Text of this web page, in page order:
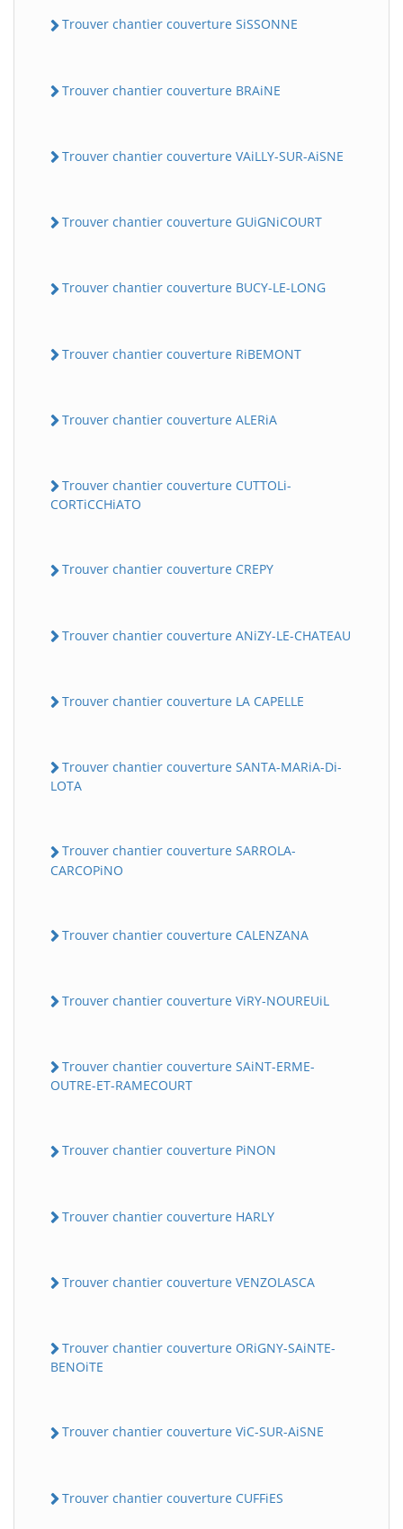
Trouver chantier couverture SiSSONNE
Trouver chantier couverture BRAiNE
Trouver chantier couverture VAiLLY-SUR-AiSNE
Trouver chantier couverture GUiGNiCOURT
Trouver chantier couverture BUCY-LE-LONG
Trouver chantier couverture RiBEMONT
Trouver chantier couverture ALERiA
Trouver chantier couverture CUTTOLi-
CORTiCCHiATO
Trouver chantier couverture CREPY
Trouver chantier couverture ANiZY-LE-CHATEAU
Trouver chantier couverture LA CAPELLE
Trouver chantier couverture SANTA-MARiA-Di-
LOTA
Trouver chantier couverture SARROLA-
CARCOPiNO
Trouver chantier couverture CALENZANA
Trouver chantier couverture ViRY-NOUREUiL
Trouver chantier couverture SAiNT-ERME-
OUTRE-ET-RAMECOURT
Trouver chantier couverture PiNON
Trouver chantier couverture HARLY
Trouver chantier couverture VENZOLASCA
Trouver chantier couverture ORiGNY-SAiNTE-
BENOiTE
Trouver chantier couverture ViC-SUR-AiSNE
Trouver chantier couverture CUFFiES